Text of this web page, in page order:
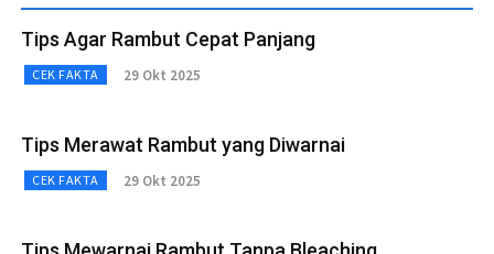
Tips Agar Rambut Cepat Panjang
CEK FAKTA 29 Okt 2025
Tips Merawat Rambut yang Diwarnai
CEK FAKTA 29 Okt 2025